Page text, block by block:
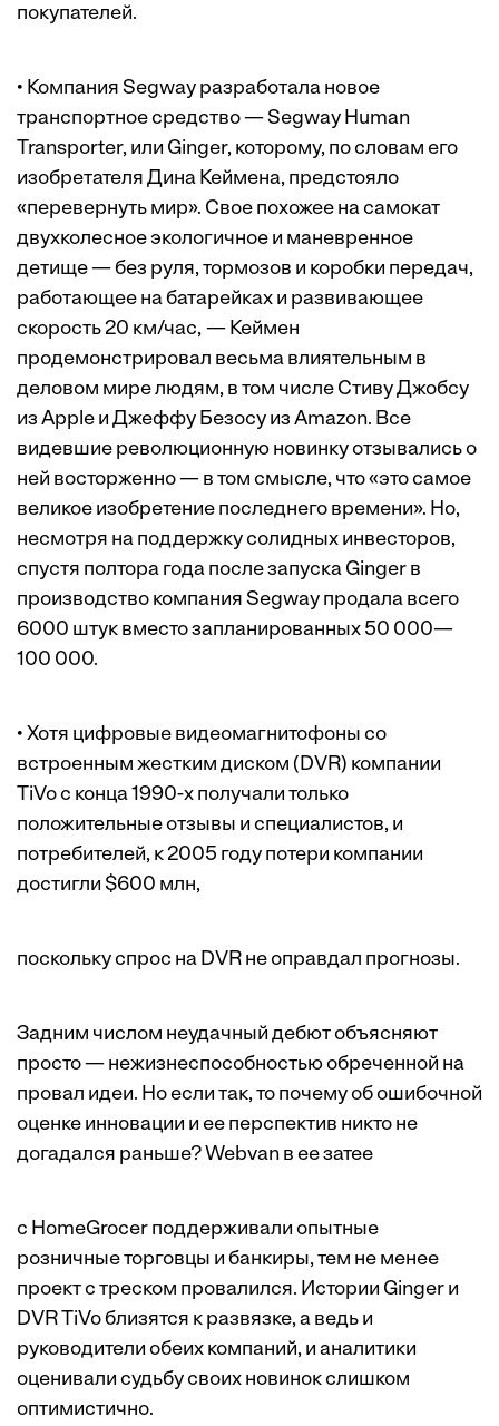
покупателей.
• Компания Segway разработала новое
транспортное средство — Segway Human
Transporter, или Ginger, которому, по словам его
изобретателя Дина Кеймена, предстояло
«перевернуть мир». Свое похожее на самокат
двухколесное экологичное и маневренное
детище — без руля, тормозов и коробки передач,
работающее на батарейках и развивающее
скорость 20 км/час, — Кеймен
продемонстрировал весьма влиятельным в
деловом мире людям, в том числе Стиву Джобсу
из Apple и Джеффу Безосу из Amazon. Все
видевшие революционную новинку отзывались о
ней восторженно — в том смысле, что «это самое
великое изобретение последнего времени». Но,
несмотря на поддержку солидных инвесторов,
спустя полтора года после запуска Ginger в
производство компания Segway продала всего
6000 штук вместо запланированных 50 000—
100 000.
• Хотя цифровые видеомагнитофоны со
встроенным жестким диском (DVR) компании
TiVo с конца 1990-х получали только
положительные отзывы и специалистов, и
потребителей, к 2005 году потери компании
достигли $600 млн,
поскольку спрос на DVR не оправдал прогнозы.
Задним числом неудачный дебют объясняют
просто — нежизнеспособностью обреченной на
провал идеи. Но если так, то почему об ошибочной
оценке инновации и ее перспектив никто не
догадался раньше? Webvan в ее затее
с HomeGrocer поддерживали опытные
розничные торговцы и банкиры, тем не менее
проект с треском провалился. Истории Ginger и
DVR TiVo близятся к развязке, а ведь и
руководители обеих компаний, и аналитики
оценивали судьбу своих новинок слишком
оптимистично.